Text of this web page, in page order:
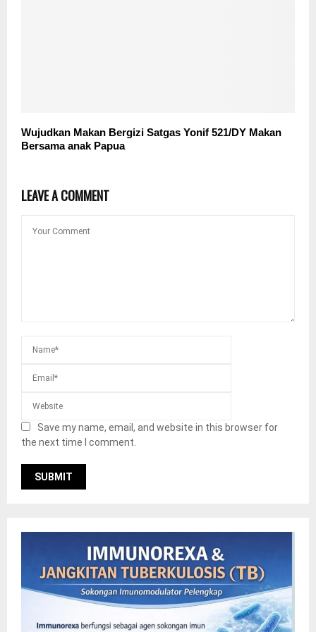
Wujudkan Makan Bergizi Satgas Yonif 521/DY Makan
Bersama anak Papua
LEAVE A COMMENT
Save my name, email, and website in this browser for
the next time I comment.